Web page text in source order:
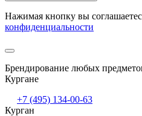
Нажимая кнопку вы
конфиденциальности
Брендирование любых
Кургане
+7 (495) 134-00-63
Курган